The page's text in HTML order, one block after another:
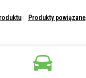
Produkty powiązane